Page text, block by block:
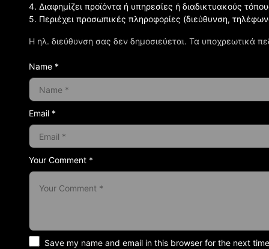
Η ηλ. διεύθυνση σας δεν δημοσιεύεται. Τα υποχρεωτικά
Your Comment *
4. Διαφημίζει προϊόντα ή υπηρεσίες ή διαδικτυακούς
5. Περιέχει προσωπικές πληροφορίες (διεύθυνση,
Name *
Email *
Save my name and email in this browser for the next